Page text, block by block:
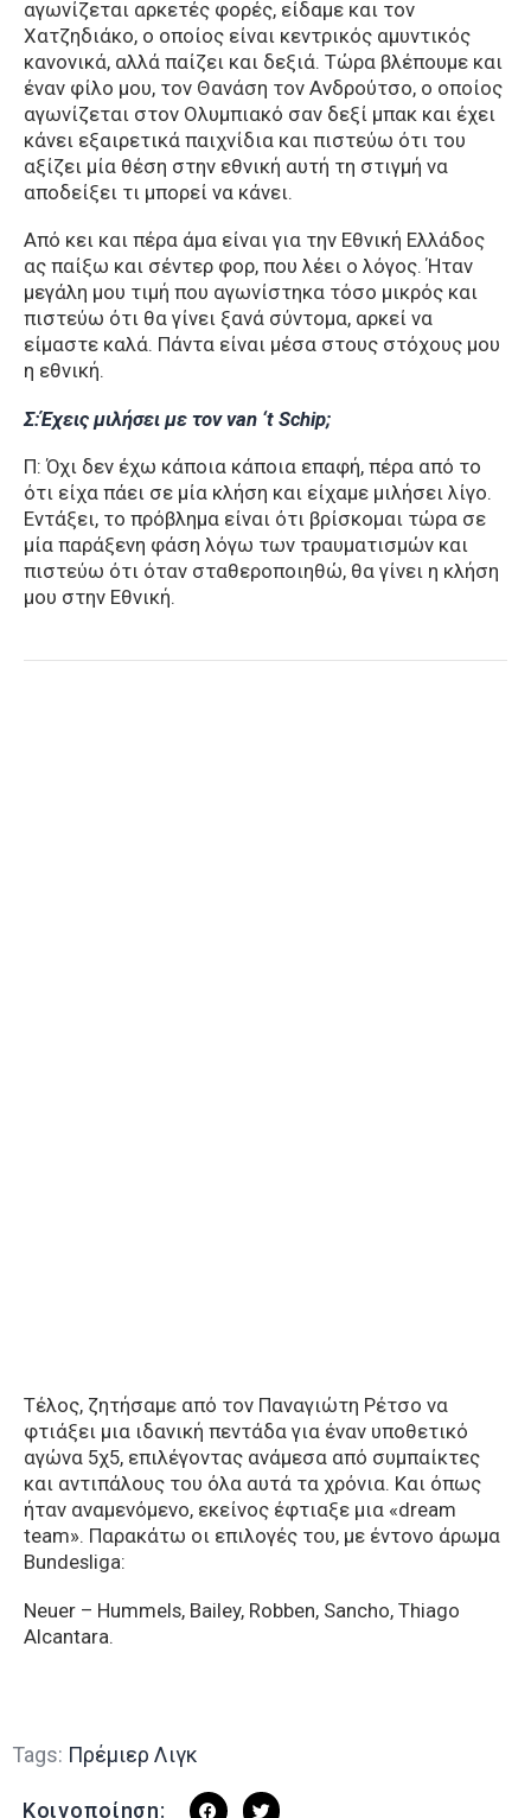
αγωνίζεται αρκετές φορές, είδαμε και τον
Χατζηδιάκο, ο οποίος είναι κεντρικός αμυντικός
κανονικά, αλλά παίζει και δεξιά. Τώρα βλέπουμε και
έναν φίλο μου, τον Θανάση τον Ανδρούτσο, ο οποίος
αγωνίζεται στον Ολυμπιακό σαν δεξί μπακ και έχει
κάνει εξαιρετικά παιχνίδια και πιστεύω ότι του
αξίζει μία θέση στην εθνική αυτή τη στιγμή να
αποδείξει τι μπορεί να κάνει.
Από κει και πέρα άμα είναι για την Εθνική Ελλάδος
ας παίξω και σέντερ φορ, που λέει ο λόγος. Ήταν
μεγάλη μου τιμή που αγωνίστηκα τόσο μικρός και
πιστεύω ότι θα γίνει ξανά σύντομα, αρκεί να
είμαστε καλά. Πάντα είναι μέσα στους στόχους μου
η εθνική.
Σ:Έχεις μιλήσει με τον van ‘t Schip;
Π: Όχι δεν έχω κάποια κάποια επαφή, πέρα από το
ότι είχα πάει σε μία κλήση και είχαμε μιλήσει λίγο.
Εντάξει, το πρόβλημα είναι ότι βρίσκομαι τώρα σε
μία παράξενη φάση λόγω των τραυματισμών και
πιστεύω ότι όταν σταθεροποιηθώ, θα γίνει η κλήση
μου στην Εθνική.
Τέλος, ζητήσαμε από τον Παναγιώτη Ρέτσο να
φτιάξει μια ιδανική πεντάδα για έναν υποθετικό
αγώνα 5χ5, επιλέγοντας ανάμεσα από συμπαίκτες
και αντιπάλους του όλα αυτά τα χρόνια. Και όπως
ήταν αναμενόμενο, εκείνος έφτιαξε μια «dream
team». Παρακάτω οι επιλογές του, με έντονο άρωμα
Bundesliga:
Neuer – Hummels, Bailey, Robben, Sancho, Thiago
Alcantara.
Tags: Πρέμιερ Λιγκ
Κοινοποίηση: